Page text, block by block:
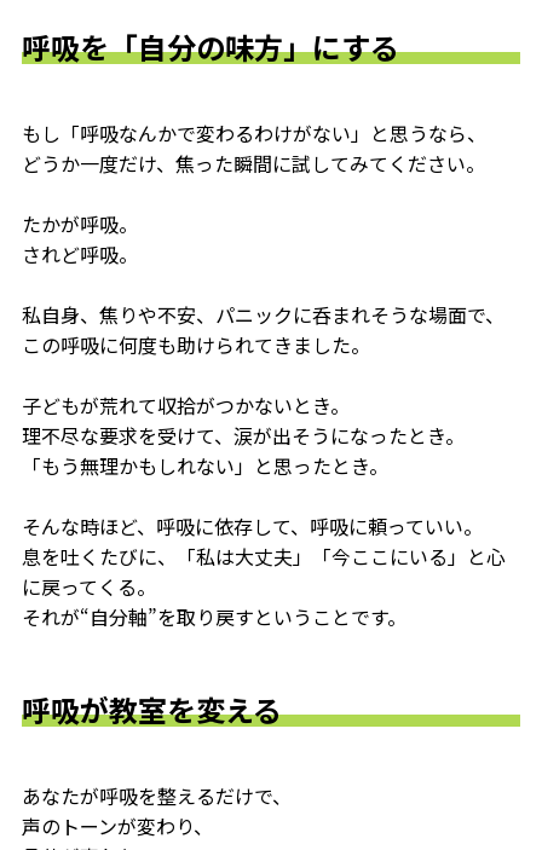
呼吸を「自分の味方」にする
もし「呼吸なんかで変わるわけがない」と思うなら、
どうか一度だけ、焦った瞬間に試してみてください。
たかが呼吸。
されど呼吸。
私自身、焦りや不安、パニックに呑まれそうな場面で、
この呼吸に何度も助けられてきました。
子どもが荒れて収拾がつかないとき。
理不尽な要求を受けて、涙が出そうになったとき。
「もう無理かもしれない」と思ったとき。
そんな時ほど、呼吸に依存して、呼吸に頼っていい。
息を吐くたびに、「私は大丈夫」「今ここにいる」と心
に戻ってくる。
それが“自分軸”を取り戻すということです。
呼吸が教室を変える
あなたが呼吸を整えるだけで、
声のトーンが変わり、